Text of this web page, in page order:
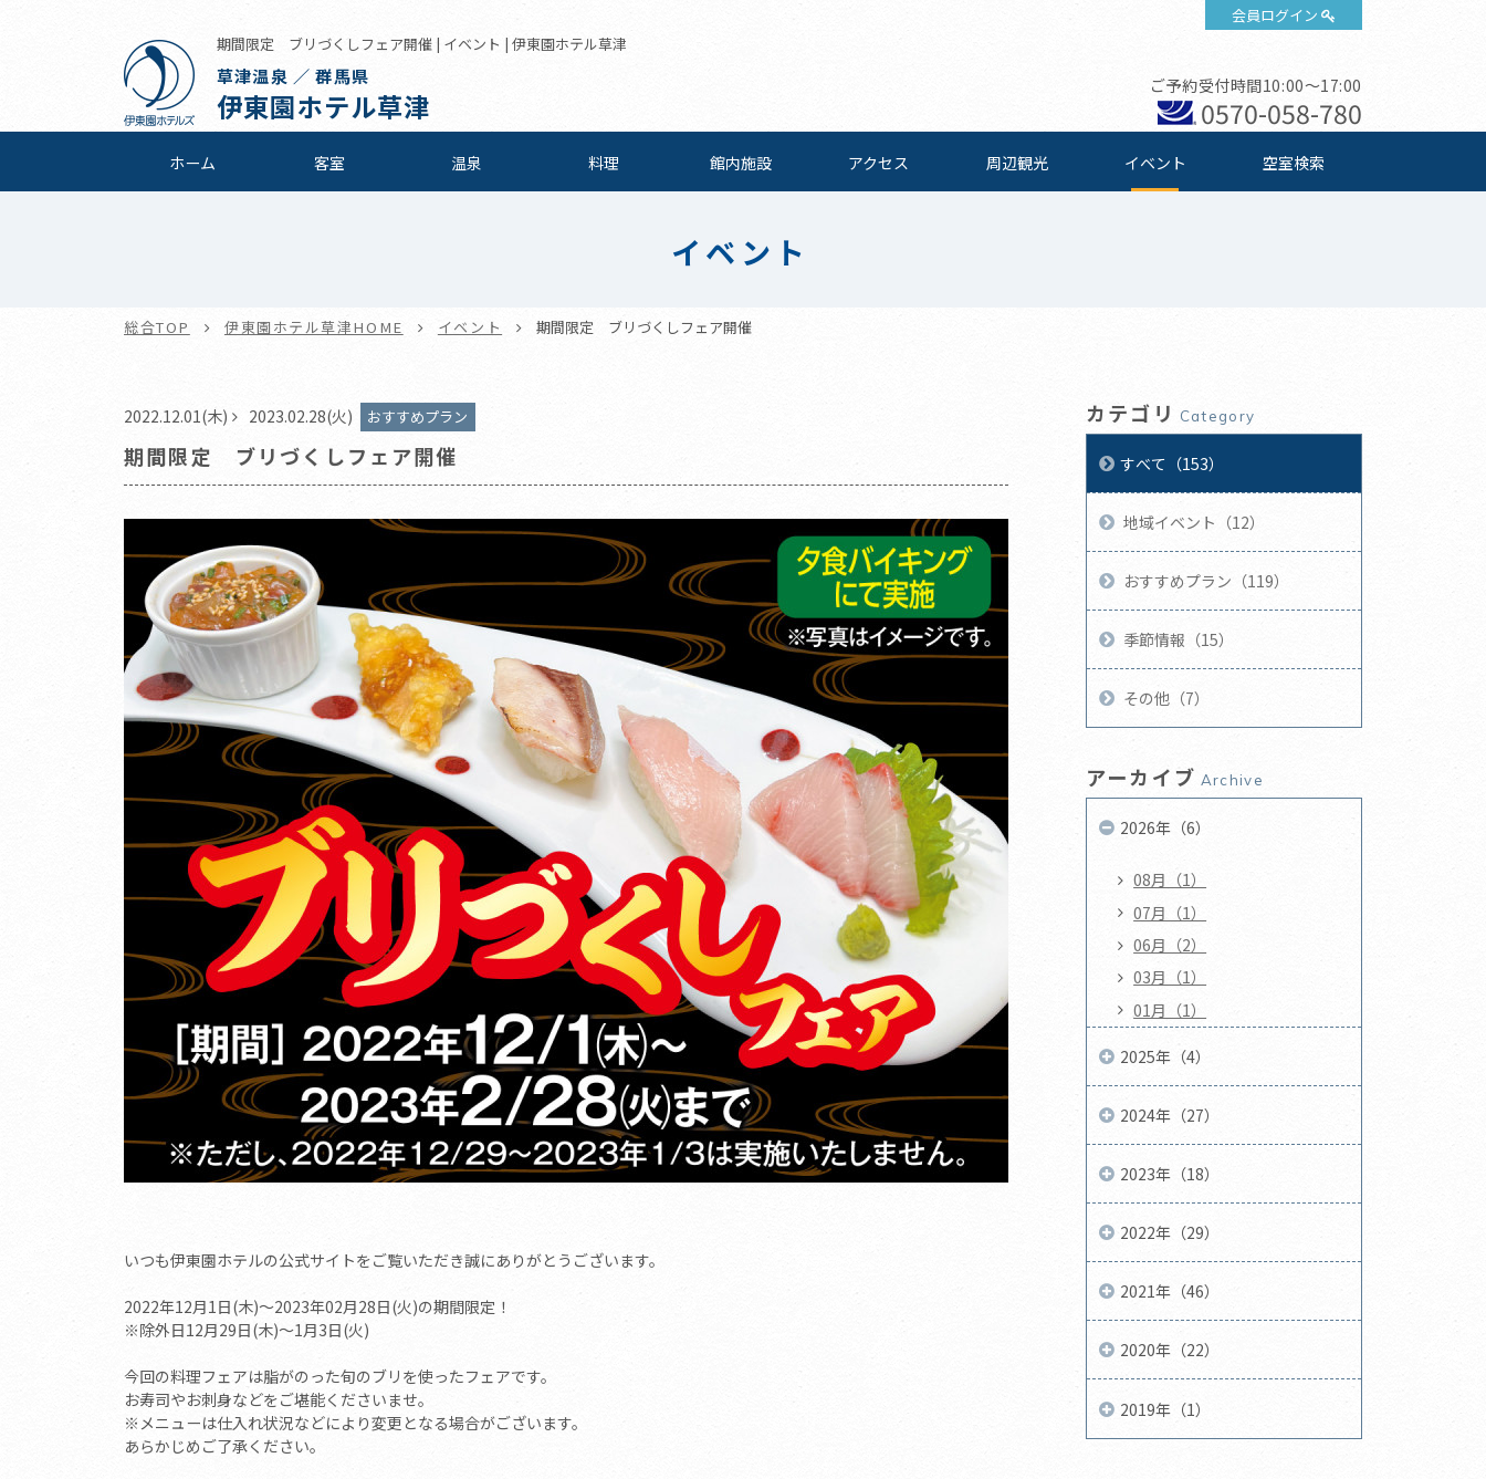
会員ログイン
期間限定 ブリづくしフェア開催 | イベント | 伊東園ホテル草津
草津温泉 ／ 群馬県
伊東園ホテル草津
ご予約受付時間10:00～17:00
0570-058-780
ホーム 客室 温泉 料理 館内施設 アクセス 周辺観光 イベント 空室検索
イベント
総合TOP 伊東園ホテル草津HOME イベント 期間限定 ブリづくしフェア開催
2022.12.01(木) 2023.02.28(火) おすすめプラン
期間限定 ブリづくしフェア開催
いつも伊東園ホテルの公式サイトをご覧いただき誠にありがとうございます。
2022年12月1日(木)～2023年02月28日(火)の期間限定！
※除外日12月29日(木)～1月3日(火)
今回の料理フェアは脂がのった旬のブリを使ったフェアです。
お寿司やお刺身などをご堪能くださいませ。
※メニューは仕入れ状況などにより変更となる場合がございます。
あらかじめご了承ください。
カテゴリ Category
すべて（153）
地域イベント（12）
おすすめプラン（119）
季節情報（15）
その他（7）
アーカイブ Archive
2026年（6）
08月（1）
07月（1）
06月（2）
03月（1）
01月（1）
2025年（4）
2024年（27）
2023年（18）
2022年（29）
2021年（46）
2020年（22）
2019年（1）